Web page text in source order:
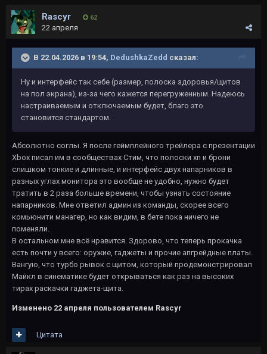
Rascyr 62
22 апреля
В 22.04.2026 в 19:54, DedushkaZedd сказал:
Ну и интерфейс так себе (размер, полоска здоровья/щитов
на пол экрана), из-за чего кажется перегруженным. Надеюсь
настраиваемым и отключаемым будет, благо это
становится стандартом.
Абсолютно соглы. Я после геймплейного трейлера с презентации
Xbox писал им в сообществах Стим, что полоски хп и брони
слишком тонкие и длинные, и интерфейс двух напарников в
разных углах монитора это вообще не удобно, нужно будет
тратить в 2 раза больше времени, чтобы узнать состояние
напарников. Мне ответил админ из команды, скорее всего
комьюнити манагер, но как видим, в бете пока ничего не
поменяли.
В остальном мне всё нравится. Здорово, что теперь прокачка
есть почти у всего: оружие, гаджеты и прочие апгрейдные платы.
Вангую, что турбо рывок с щитом, который продемонстрировал
Майкл в синематике будет открываться как раз на высоких
тирах раскачки гаджета-щита.
Изменено 22 апреля пользователем Rascyr
Цитата